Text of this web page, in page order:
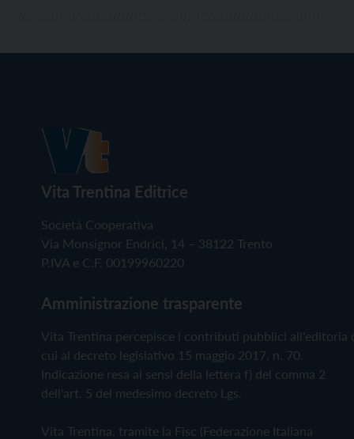
Vita Trentina Editrice
Società Cooperativa
Via Monsignor Endrici, 14 – 38122 Trento
P.IVA e C.F. 00199960220
Amministrazione trasparente
Vita Trentina percepisce i contributi pubblici all'editoria
cui al decreto legislativo 15 maggio 2017, n. 70.
Indicazione resa ai sensi della lettera f) del comma 2
dell'art. 5 del medesimo decreto Lgs.
Vita Trentina, tramite la Fisc (Federazione Italiana